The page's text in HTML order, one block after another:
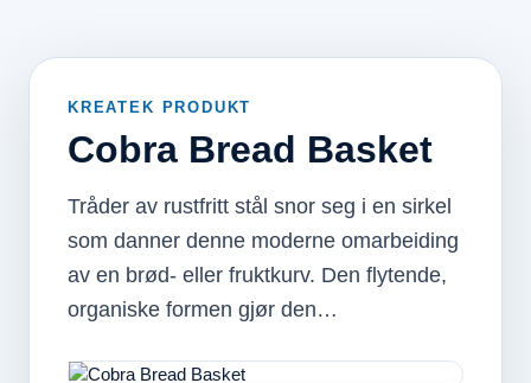
KREATEK PRODUKT
Cobra Bread Basket
Tråder av rustfritt stål snor seg i en sirkel
som danner denne moderne omarbeiding
av en brød- eller fruktkurv. Den flytende,
organiske formen gjør den…